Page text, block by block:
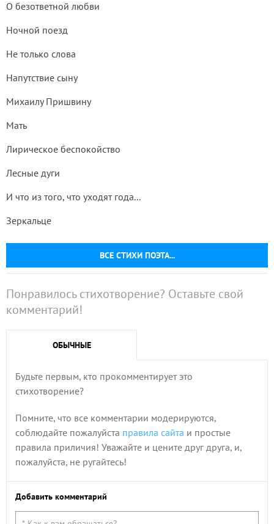
ВСЕ СТИХИ ПОЭТА...
О безответной любви
Ночной поезд
Не только слова
Напутствие сыну
Михаилу Пришвину
Мать
Лирическое беспокойство
Лесные дуги
И что из того, что уходят года...
Зеркальце
Понравилось стихотворение? Оставьте свой
комментарий!
ОБЫЧНЫЕ
Будьте первым, кто прокомментирует это
стихотворение?
Помните, что все комментарии модерируются,
соблюдайте пожалуйста правила сайта и простые
правила приличия! Уважайте и цените друг друга, и,
пожалуйста, не ругайтесь!
Добавить комментарий